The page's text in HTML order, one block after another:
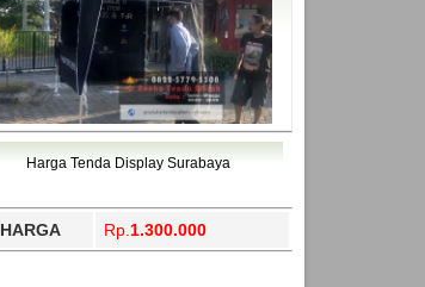
Harga Tenda Display Surabaya
HARGA Rp. 1.300.000